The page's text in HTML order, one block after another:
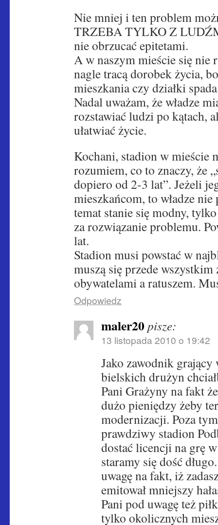
Nie mniej i ten problem
TRZEBA TYLKO Z
nie obrzucać epitetami.
A w naszym mieście się nie
nagle tracą dorobek życia,
mieszkania czy działki
Nadal uważam, że władze
rozstawiać ludzi po kątach,
ułatwiać życie.
Kochani, stadion w mieście
rozumiem, co to znaczy, że
dopiero od 2-3 lat”. Jeżeli
mieszkańcom, to władze
temat stanie się modny,
za rozwiązanie problemu.
lat.
Stadion musi powstać w
muszą się przede
obywatelami a ratuszem.
Odpowiedz
maler20pisze:
13 listopada 2010 o 19:42
Jako zawodnik
bielskich drużyn
Pani Grażyny na fakt
dużo pieniędzy żeby
modernizacji. Poza
prawdziwy stadion
dostać licencji na grę
staramy się dość
uwagę na fakt, iż
emitował mniejszy
Pani pod uwagę też
tylko okolicznych